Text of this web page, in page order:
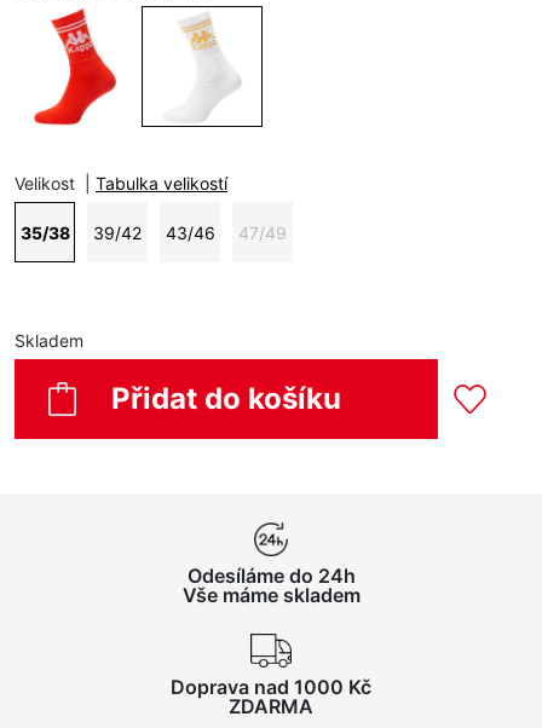
Velikost Tabulka velikostí
35/38 39/42 43/46 47/49
Skladem
Přidat do košíku
Odesíláme do 24h
Vše máme skladem
Doprava nad 1000 Kč
ZDARMA